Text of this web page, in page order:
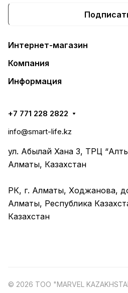
Интернет-магазин
Компания
Информация
+7 771 228 2822
info@smart-life.kz
ул. Абылай Хана 3, ТРЦ
Алматы, Казахстан
РК, г. Алматы, Ходжанова,
Алматы, Республика
Казахстан
© 2026 ТОО "MARVEL